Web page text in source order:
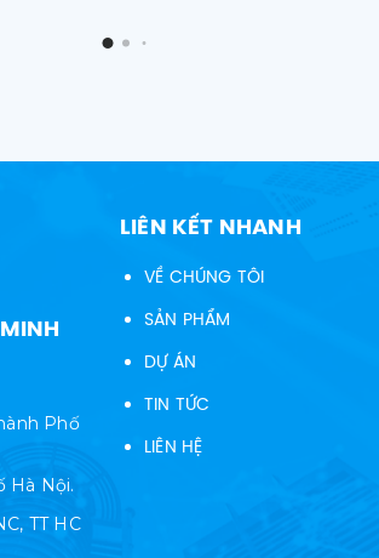
Phố
Hà Nội.
TT HC
LIÊN KẾT NHANH
VỀ CHÚNG TÔI
SẢN PHẨM
DỰ ÁN
TIN TỨC
LIÊN HỆ